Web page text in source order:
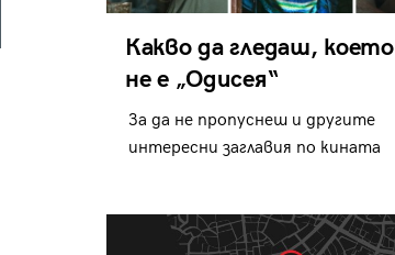
Какво да гледаш, което
не е „Одисея“
За да не пропуснеш и другите
интересни заглавия по кината